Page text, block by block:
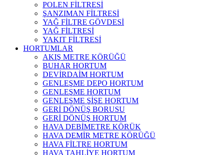
POLEN FİLTRESİ
ŞANZIMAN FİLTRESİ
YAĞ FİLTRE GÖVDESİ
YAĞ FİLTRESİ
YAKIT FİLTRESİ
HORTUMLAR
AKIŞ METRE KÖRÜĞÜ
BUHAR HORTUM
DEVİRDAİM HORTUM
GENLEŞME DEPO HORTUM
GENLEŞME HORTUM
GENLEŞME ŞİŞE HORTUM
GERİ DÖNÜŞ BORUSU
GERİ DÖNÜŞ HORTUM
HAVA DEBİMETRE KÖRÜK
HAVA DEMİR METRE KÖRÜĞÜ
HAVA FİLTRE HORTUM
HAVA TAHLİYE HORTUM